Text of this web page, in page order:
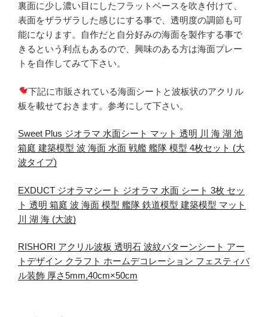
裏面に少し濃い目にしたフラットベースを吹き付けて、
表面をザラザラした感じにする事で、透明度の調節も可
能になります。自作だと自分好みの海面を製作する事で
きるという利点もあるので、興味のある方は海面プレー
トを自作してみて下さい。
下記に市販されている海面シートと波板状のアクリル
板を載せておきます。参考にして下さい。
Sweet Plus ジオラマ 水面シート マット 透明 川 海 湖 池
箱庭 建築模型 波 海面 水面 戦艦 艦隊 模型 4枚セット (大
波タイプ)
EXDUCT ジオラマシート ジオラマ 水面 シート 3枚 セッ
ト 透明 箱庭 波 海面 模型 艦隊 鉄道模型 建築模型 マット
川 湖 海 (大波)
RISHORI アクリル波板 透明石 波紋パターンシート アー
トデザイン クラフト ホームデコレーション フェスティバ
ル装飾 厚さ5mm,40cm×50cm